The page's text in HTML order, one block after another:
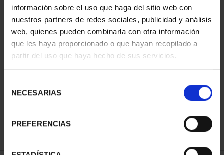
información sobre el uso que haga del sitio web con
nuestros partners de redes sociales, publicidad y análisis
web, quienes pueden combinarla con otra información
que les haya proporcionado o que hayan recopilado a
partir del uso que haya hecho de sus servicios.
NECESARIAS
PREFERENCIAS
€73.00